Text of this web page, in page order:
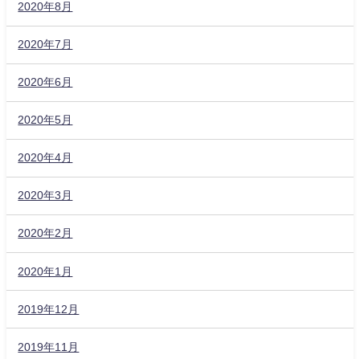
2020年8月
2020年7月
2020年6月
2020年5月
2020年4月
2020年3月
2020年2月
2020年1月
2019年12月
2019年11月